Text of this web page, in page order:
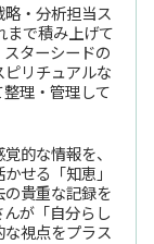
略・分析担当ス
まで積み上げて
ターシードの
リチュアルな
理・管理して
的な情報を、
せる「知恵」
貴重な記録を
が「自分らし
視点をプラス